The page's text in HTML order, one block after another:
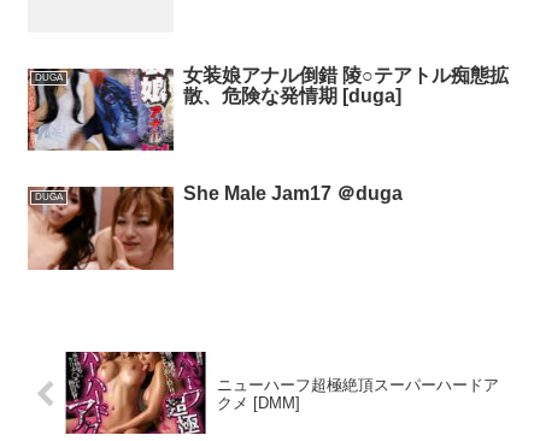
DUGA
女装娘アナル倒錯 陵○テアトル痴態拡
散、危険な発情期 [duga]
DUGA She Male Jam17 ＠duga
ニューハーフ超極絶頂スーパーハードア
クメ [DMM]